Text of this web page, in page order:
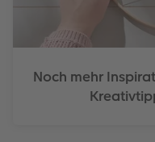
Noch mehr